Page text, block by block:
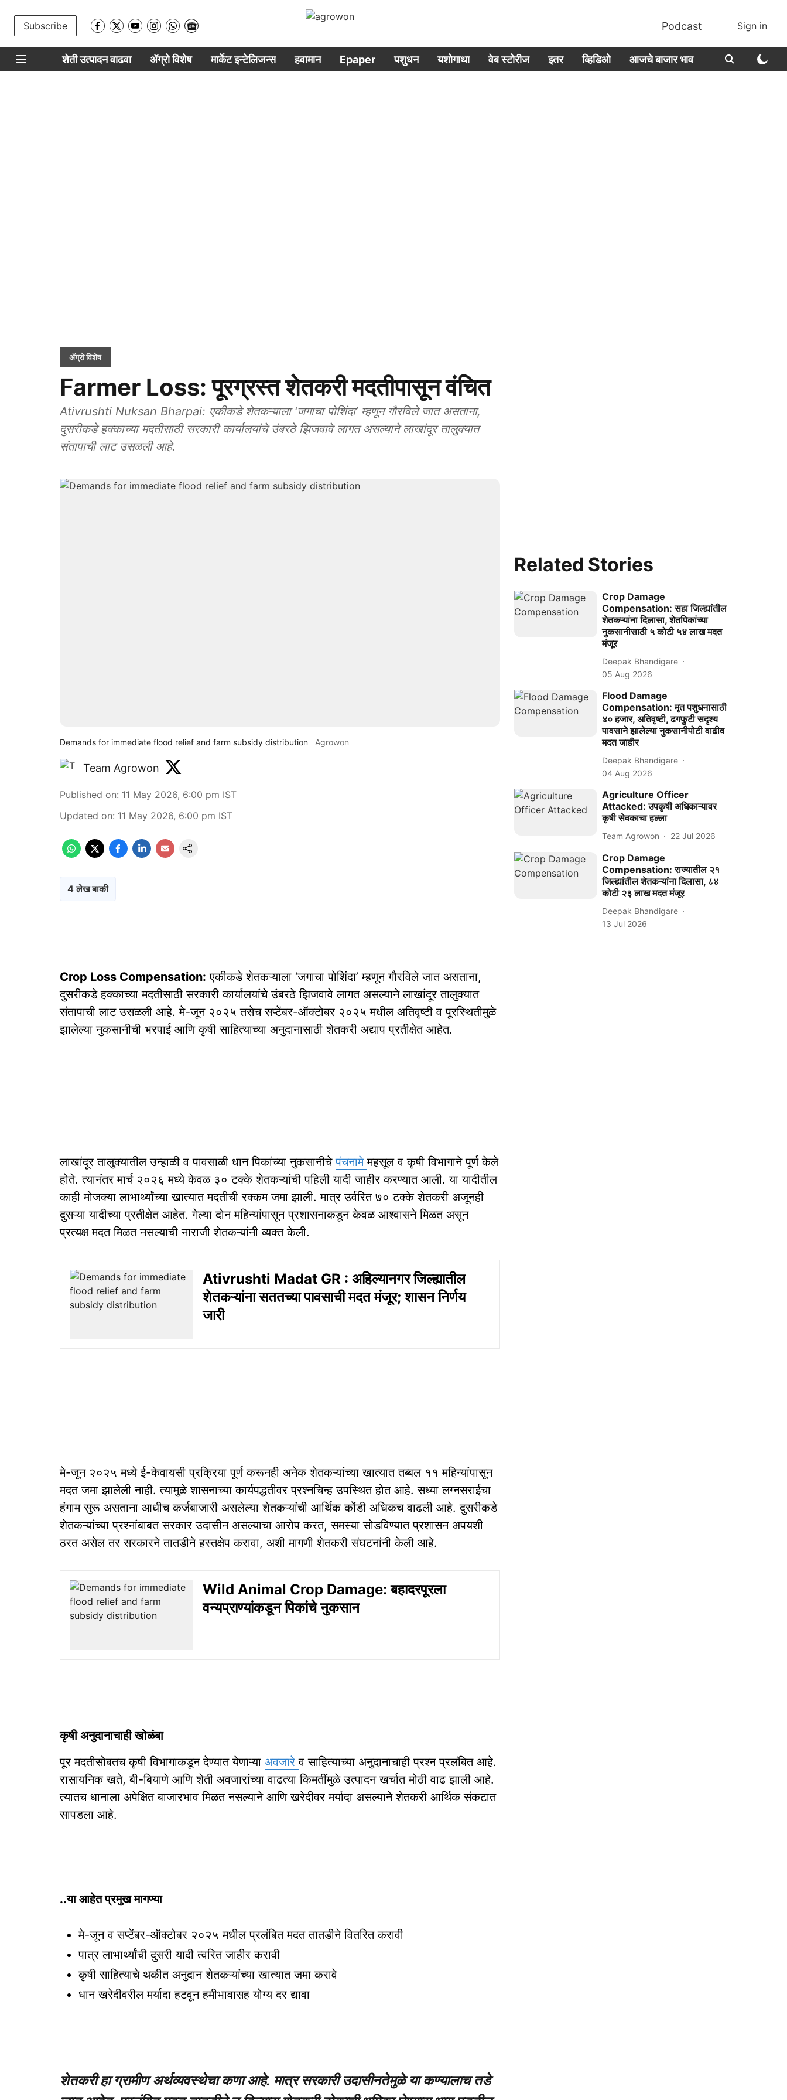
Subscribe Podcast Sign in
शेती उत्पादन वाढवा ॲग्रो विशेष मार्केट इन्टेलिजन्स हवामान Epaper पशुधन यशोगाथा वेब स्टोरीज इतर व्हिडिओ आजचे बाजार भाव
ॲग्रो विशेष
Farmer Loss: पूरग्रस्त शेतकरी मदतीपासून वंचित
Ativrushti Nuksan Bharpai: एकीकडे शेतकऱ्याला ‘जगाचा पोशिंदा’ म्हणून गौरविले जात असताना,
दुसरीकडे हक्काच्या मदतीसाठी सरकारी कार्यालयांचे उंबरठे झिजवावे लागत असल्याने लाखांदूर तालुक्यात
संतापाची लाट उसळली आहे.
Demands for immediate flood relief and farm subsidy distribution Agrowon
Team Agrowon
Published on: 11 May 2026, 6:00 pm IST
Updated on: 11 May 2026, 6:00 pm IST
4 लेख बाकी
Crop Loss Compensation: एकीकडे शेतकऱ्याला ‘जगाचा पोशिंदा’ म्हणून गौरविले जात असताना,
दुसरीकडे हक्काच्या मदतीसाठी सरकारी कार्यालयांचे उंबरठे झिजवावे लागत असल्याने लाखांदूर तालुक्यात
संतापाची लाट उसळली आहे. मे-जून २०२५ तसेच सप्टेंबर-ऑक्टोबर २०२५ मधील अतिवृष्टी व पूरस्थितीमुळे
झालेल्या नुकसानीची भरपाई आणि कृषी साहित्याच्या अनुदानासाठी शेतकरी अद्याप प्रतीक्षेत आहेत.
लाखांदूर तालुक्यातील उन्हाळी व पावसाळी धान पिकांच्या नुकसानीचेपंचनामेमहसूल व कृषी विभागाने पूर्ण केले
होते. त्यानंतर मार्च २०२६ मध्ये केवळ ३० टक्के शेतकऱ्यांची पहिली यादी जाहीर करण्यात आली. या यादीतील
काही मोजक्या लाभार्थ्यांच्या खात्यात मदतीची रक्कम जमा झाली. मात्र उर्वरित ७० टक्के शेतकरी अजूनही
दुसऱ्या यादीच्या प्रतीक्षेत आहेत. गेल्या दोन महिन्यांपासून प्रशासनाकडून केवळ आश्वासने मिळत असून
प्रत्यक्ष मदत मिळत नसल्याची नाराजी शेतकऱ्यांनी व्यक्त केली.
Ativrushti Madat GR : अहिल्यानगर जिल्ह्यातील
शेतकऱ्यांना सततच्या पावसाची मदत मंजूर; शासन निर्णय
जारी
मे-जून २०२५ मध्ये ई-केवायसी प्रक्रिया पूर्ण करूनही अनेक शेतकऱ्यांच्या खात्यात तब्बल ११ महिन्यांपासून
मदत जमा झालेली नाही. त्यामुळे शासनाच्या कार्यपद्धतीवर प्रश्नचिन्ह उपस्थित होत आहे. सध्या लग्नसराईचा
हंगाम सुरू असताना आधीच कर्जबाजारी असलेल्या शेतकऱ्यांची आर्थिक कोंडी अधिकच वाढली आहे. दुसरीकडे
शेतकऱ्यांच्या प्रश्नांबाबत सरकार उदासीन असल्याचा आरोप करत, समस्या सोडविण्यात प्रशासन अपयशी
ठरत असेल तर सरकारने तातडीने हस्तक्षेप करावा, अशी मागणी शेतकरी संघटनांनी केली आहे.
Wild Animal Crop Damage: बहादरपूरला
वन्यप्राण्यांकडून पिकांचे नुकसान
कृषी अनुदानाचाही खोळंबा
पूर मदतीसोबतच कृषी विभागाकडून देण्यात येणाऱ्या अवजारेव साहित्याच्या अनुदानाचाही प्रश्न प्रलंबित आहे.
रासायनिक खते, बी-बियाणे आणि शेती अवजारांच्या वाढत्या किमतींमुळे उत्पादन खर्चात मोठी वाढ झाली आहे.
त्यातच धानाला अपेक्षित बाजारभाव मिळत नसल्याने आणि खरेदीवर मर्यादा असल्याने शेतकरी आर्थिक संकटात
सापडला आहे.
..या आहेत प्रमुख मागण्या
मे-जून व सप्टेंबर-ऑक्टोबर २०२५ मधील प्रलंबित मदत तातडीने वितरित करावी
पात्र लाभार्थ्यांची दुसरी यादी त्वरित जाहीर करावी
कृषी साहित्याचे थकीत अनुदान शेतकऱ्यांच्या खात्यात जमा करावे
धान खरेदीवरील मर्यादा हटवून हमीभावासह योग्य दर द्यावा
शेतकरी हा ग्रामीण अर्थव्यवस्थेचा कणा आहे. मात्र सरकारी उदासीनतेमुळे या कण्यालाच तडे
Related Stories
Crop Damage
Compensation: सहा जिल्ह्यांतील
शेतकऱ्यांना दिलासा, शेतपिकांच्या
नुकसानीसाठी ५ कोटी ५४ लाख मदत
मंजूर
Deepak Bhandigare
05 Aug 2026
Flood Damage
Compensation: मृत पशुधनासाठी
४० हजार, अतिवृष्टी, ढगफुटी सदृश्य
पावसाने झालेल्या नुकसानीपोटी वाढीव
मदत जाहीर
Deepak Bhandigare
04 Aug 2026
Agriculture Officer
Attacked: उपकृषी अधिकाऱ्यावर
कृषी सेवकाचा हल्ला
Team Agrowon 22 Jul 2026
Crop Damage
Compensation: राज्यातील २१
जिल्ह्यांतील शेतकऱ्यांना दिलासा, ८४
कोटी २३ लाख मदत मंजूर
Deepak Bhandigare
13 Jul 2026